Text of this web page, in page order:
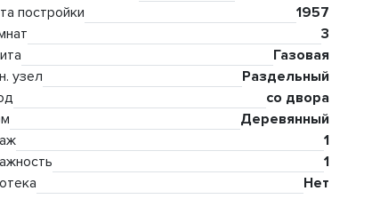
постройки
1957
3
Газовая
узел
Раздельный
со двора
Деревянный
1
1
Нет